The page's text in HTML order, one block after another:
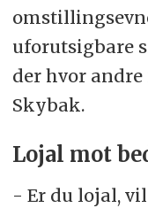
uforutsigbare
der hvor
Skybak.
Lojal mot
- Er du lojal,